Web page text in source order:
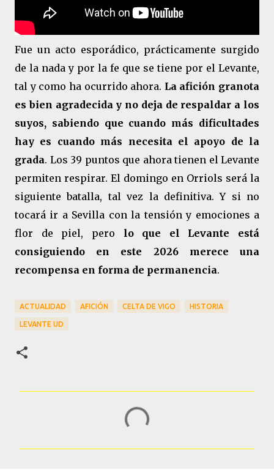
Fue un acto esporádico, prácticamente surgido
de la nada y por la fe que se tiene por el Levante,
tal y como ha ocurrido ahora. La afición granota
es bien agradecida y no deja de respaldar a los
suyos, sabiendo que cuando más dificultades
hay es cuando más necesita el apoyo de la
grada. Los 39 puntos que ahora tienen el Levante
permiten respirar. El domingo en Orriols será la
siguiente batalla, tal vez la definitiva. Y si no
tocará ir a Sevilla con la tensión y emociones a
flor de piel, pero lo que el Levante está
consiguiendo en este 2026 merece una
recompensa en forma de permanencia.
ACTUALIDAD AFICIÓN CELTA DE VIGO HISTORIA
LEVANTE UD